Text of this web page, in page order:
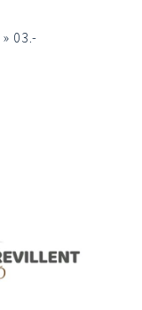
» 03.-